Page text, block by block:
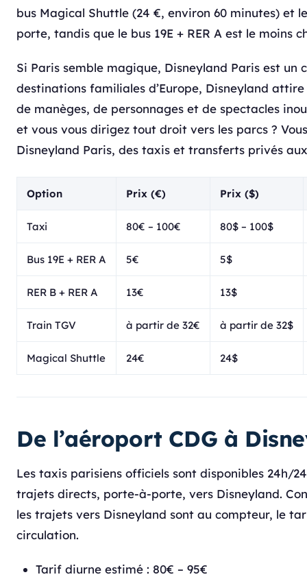
bus Magical Shuttle (24 €, environ 60 minutes) et
porte, tandis que le bus 19E + RER A est le moins
Si Paris semble magique, Disneyland Paris est un
destinations familiales d’Europe, Disneyland
de manèges, de personnages et de spectacles
et vous vous dirigez tout droit vers les parcs ?
Disneyland Paris, des taxis et transferts privés
Option Prix (€) Prix ($)
Taxi 80€ – 100€ 80$ – 100$
Bus 19E + RER A 5€ 5$
RER B + RER A 13€ 13$
Train TGV à partir de 32€ à partir de 32$
Magical Shuttle 24€ 24$
De l’aéroport CDG à
Les taxis parisiens officiels sont disponibles 24h/
trajets directs, porte-à-porte, vers Disneyland.
les trajets vers Disneyland sont au compteur, le
circulation.
Tarif diurne estimé : 80€ – 95€